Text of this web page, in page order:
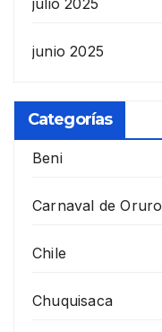
julio 2025
junio 2025
Categorías
Beni
Carnaval de Oruro
Chile
Chuquisaca